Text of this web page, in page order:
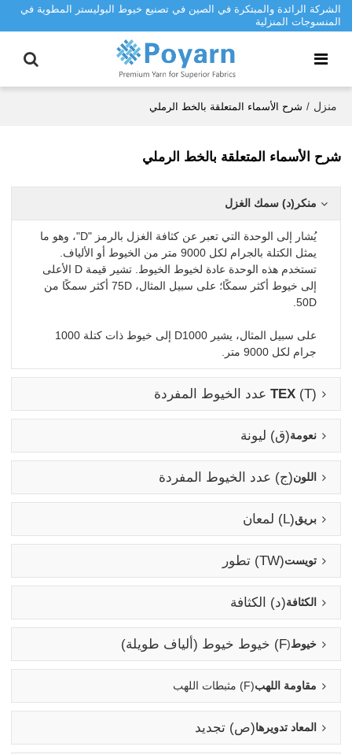
الشركة الرائدة والمبتكرة في الصين في تصنيع خيوط البوليستر المطوية في
المنسوجات المنزلية
منزل / شرح الأسماء المتعلقة بالخط الرملي
شرح الأسماء المتعلقة بالخط الرملي
منكر (د) سمك الغزل
يُشار إلى الوحدة التي تعبر عن كثافة الغزل بالرمز "D"، وهو ما
يمثل الكتلة بالجرام لكل 9000 متر من الخيوط أو الألياف.
تستخدم هذه الوحدة عادة لخيوط الخيوط. تشير قيمة D الأعلى
إلى خيوط أكثر سمكًا؛ على سبيل المثال، 75D أكثر سمكًا من
50D.
على سبيل المثال، يشير D1000 إلى خيوط ذات كتلة 1000
جرام لكل 9000 متر.
TEX(t) عدد الخيوط المفردة
نعومة(ق) ليونة
اللون(ج) عدد الخيوط المفردة
بريق(L) لمعان
تويست(TW) تطور
الكثافة(د) الكثافة
خيوط(F) خيوط خيوط (ألياف طويلة)
مقاومة اللهب(F) مثبطات اللهب
المعاد تدويرها(ص) تجديد